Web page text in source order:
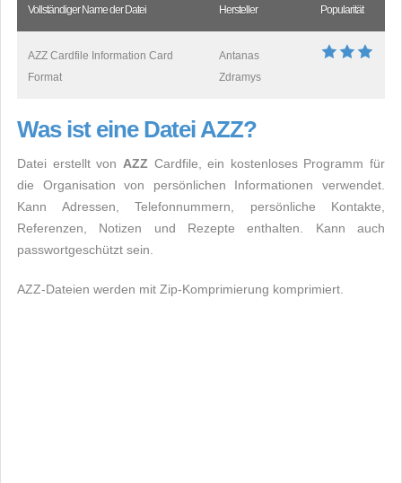
Vollständiger Name der Datei Hersteller Popularität
AZZ Cardfile Information Card
Format
Antanas
Zdramys
Was ist eine Datei AZZ?
Datei erstellt von AZZ Cardfile, ein kostenloses Programm für
die Organisation von persönlichen Informationen verwendet.
Kann Adressen, Telefonnummern, persönliche Kontakte,
Referenzen, Notizen und Rezepte enthalten. Kann auch
passwortgeschützt sein.
AZZ-Dateien werden mit Zip-Komprimierung komprimiert.